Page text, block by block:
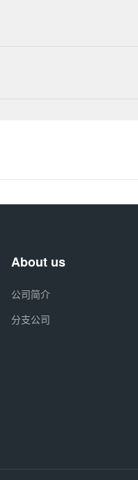
About us
公司简介
分支公司